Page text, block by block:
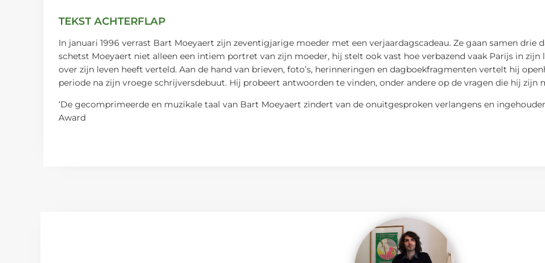
TEKST ACHTERFLAP
In januari 1996 verrast Bart Moeyaert zijn zeventigjarige moeder met een verjaardagscadeau. Ze gaan samen drie
schetst Moeyaert niet alleen een intiem portret van zijn moeder, hij stelt ook vast hoe verbazend vaak Parijs in
over zijn leven heeft verteld. Aan de hand van brieven, foto’s, herinneringen en dagboekfragmenten vertelt hij
periode na zijn vroege schrijversdebuut. Hij probeert antwoorden te vinden, onder andere op de vragen die hij zijn
‘De gecomprimeerde en muzikale taal van Bart Moeyaert zindert van de onuitgesproken verlangens en
Award